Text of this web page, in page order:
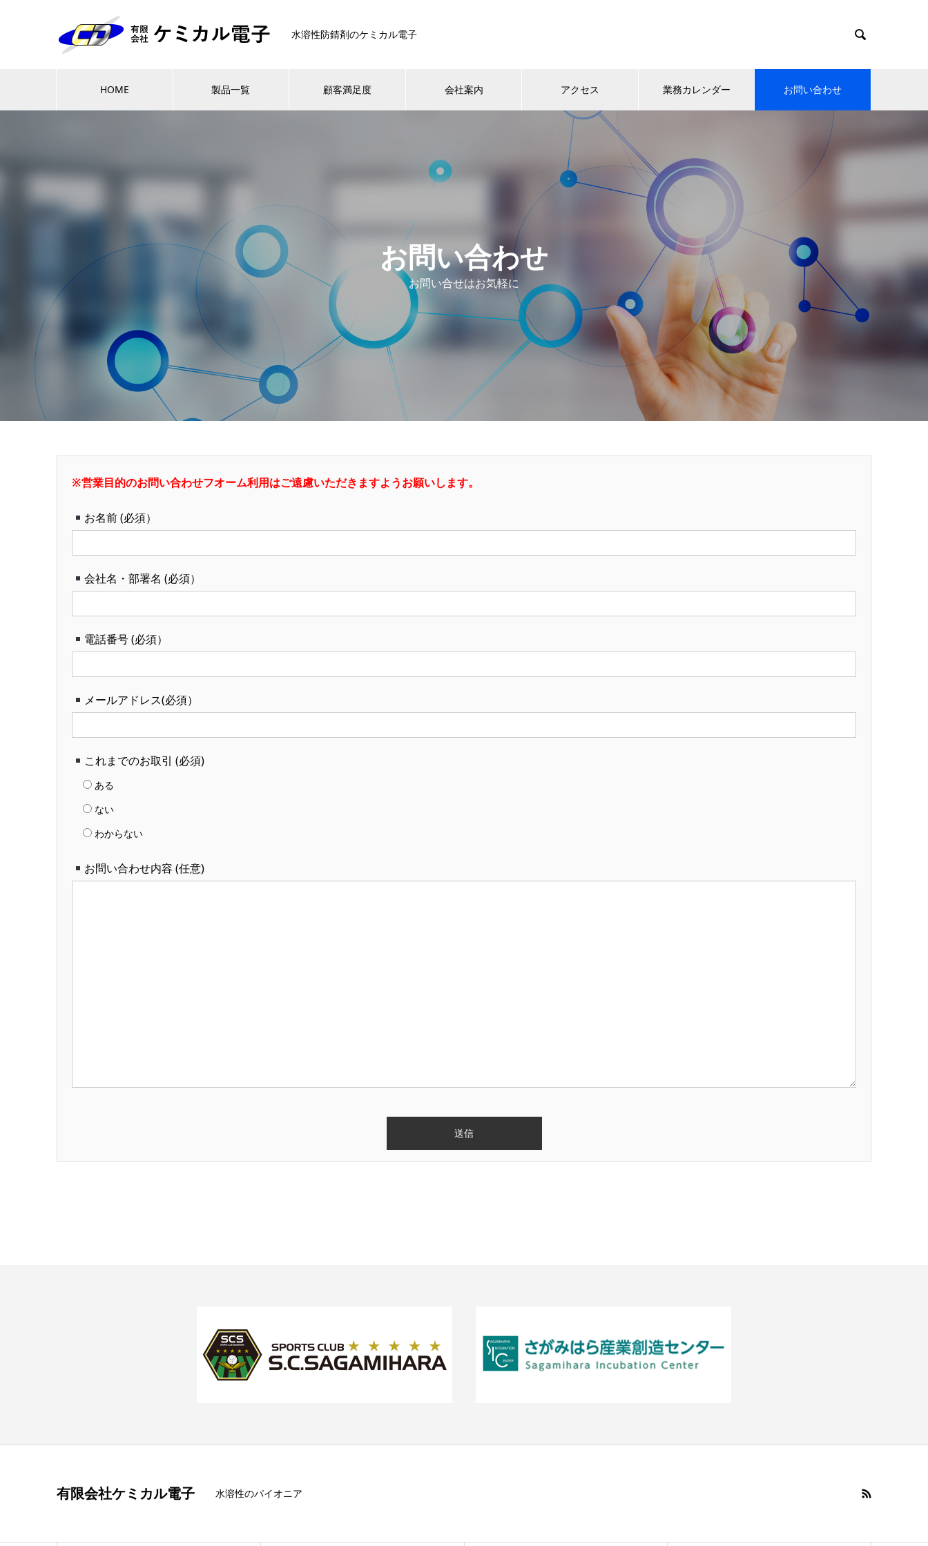
水溶性防錆剤のケミカル電子 
HOME 製品一覧 顧客満足度 会社案内 アクセス 業務カレンダー お問い合わせ
お問い合わせ
お問い合せはお気軽に
※営業目的のお問い合わせフオーム利用はご遠慮いただきますようお願いします。
お名前 (必須）
会社名・部署名 (必須）
電話番号 (必須）
メールアドレス(必須）
これまでのお取引 (必須)
ある
ない
わからない
お問い合わせ内容 (任意)
有限会社ケミカル電子 水溶性のパイオニア